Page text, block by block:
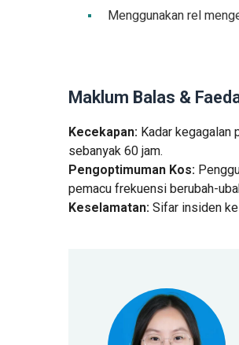
Menggunakan rel
Maklum Balas &
Kecekapan: Kadar kegagalan
sebanyak 60 jam.
Pengoptimuman Kos:
pemacu frekuensi berubah-
Keselamatan: Sifar insiden